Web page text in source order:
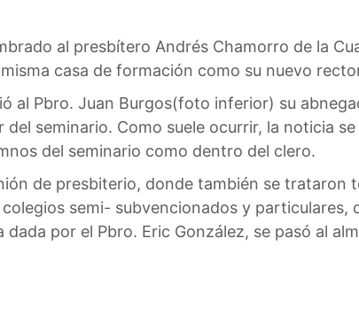
al presbítero Andrés Chamorro de la
casa de formación como su nuevo
al Pbro. Juan Burgos(foto inferior) su
del seminario. Como suele ocurrir, la noticia
del seminario como dentro del clero.
de presbiterio, donde también se trataron
semi- subvencionados y particulares,
por el Pbro. Eric González, se pasó al